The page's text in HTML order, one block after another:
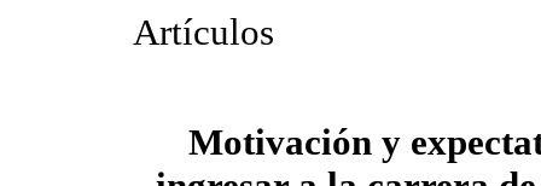
Artículos
Motivación y